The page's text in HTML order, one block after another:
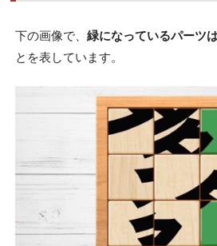
下の画像で、 緑になっているパーツ
とを表しています。